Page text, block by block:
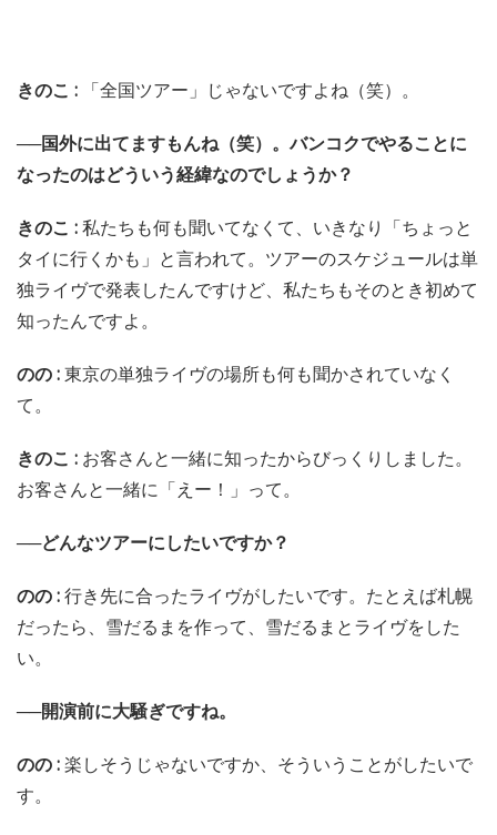
きのこ : 「全国ツアー」じゃないですよね（笑）。
──国外に出てますもんね（笑）。バンコクでやることに
なったのはどういう経緯なのでしょうか？
きのこ :私たちも何も聞いてなくて、いきなり「ちょっと
タイに行くかも」と言われて。ツアーのスケジュールは単
独ライヴで発表したんですけど、私たちもそのとき初めて
知ったんですよ。
のの :東京の単独ライヴの場所も何も聞かされていなく
て。
きのこ : お客さんと一緒に知ったからびっくりしました。
お客さんと一緒に「えー！」って。
──どんなツアーにしたいですか？
のの :行き先に合ったライヴがしたいです。たとえば札幌
だったら、雪だるまを作って、雪だるまとライヴをした
い。
──開演前に大騒ぎですね。
のの :楽しそうじゃないですか、そういうことがしたいで
す。